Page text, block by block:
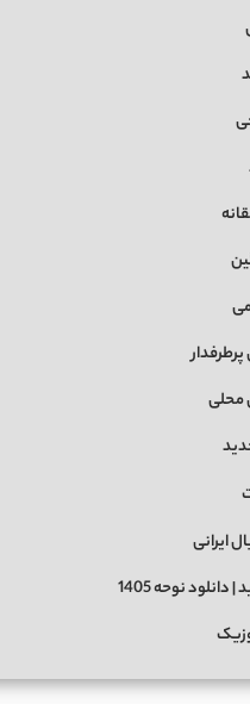
محلی
ایرانی
نوحه 1405